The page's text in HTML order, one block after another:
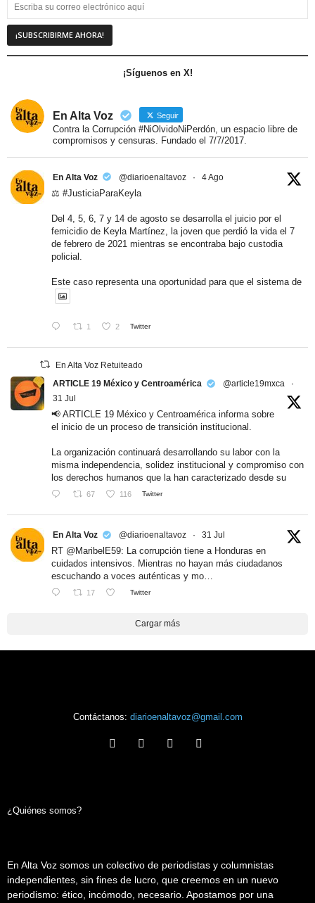
¡Síguenos en X!
En Alta Voz Seguir
Contra la Corrupción #NiOlvidoNiPerdón, un espacio libre de
compromisos y censuras. Fundado el 7/7/2017.
En Alta Voz @diarioenaltavoz · 4 Ago
⚖️ #JusticiaParaKeyla
Del 4, 5, 6, 7 y 14 de agosto se desarrolla el juicio por el
femicidio de Keyla Martínez, la joven que perdió la vida el 7
de febrero de 2021 mientras se encontraba bajo custodia
policial.
Este caso representa una oportunidad para que el sistema de
1 2 Twitter
En Alta Voz Retuiteado
ARTICLE 19 México y Centroamérica
@article19mxca
·
31 Jul
📢 ARTICLE 19 México y Centroamérica informa sobre
el inicio de un proceso de transición institucional.
La organización continuará desarrollando su labor con la
misma independencia, solidez institucional y compromiso con
los derechos humanos que la han caracterizado desde su
67 116 Twitter
En Alta Voz @diarioenaltavoz · 31 Jul
RT @MaribelE59: La corrupción tiene a Honduras en
cuidados intensivos. Mientras no hayan más ciudadanos
escuchando a voces auténticas y mo…
17 Twitter
Cargar más
Contáctanos: diarioenaltavoz@gmail.com
¿Quiénes somos?
En Alta Voz somos un colectivo de periodistas y columnistas
independientes, sin fines de lucro, que creemos en un nuevo
periodismo: ético, incómodo, necesario. Apostamos por una